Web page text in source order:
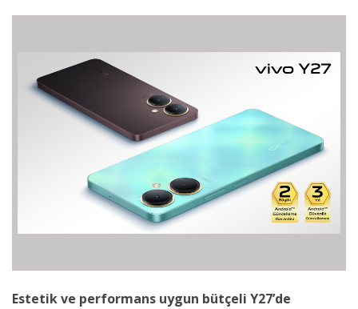
Estetik ve performans uygun bütçeli Y27’de